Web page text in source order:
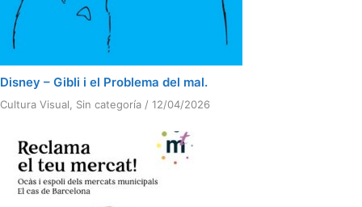
Disney – Gibli i el Problema del mal.
Cultura Visual Sin categoría / 12/04/2026